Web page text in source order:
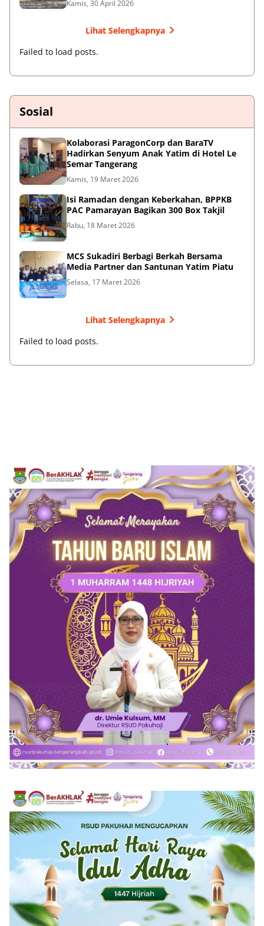
Kamis, 30 April 2026
Lihat Selengkapnya
Failed to load posts.
Sosial
Kolaborasi ParagonCorp dan BaraTV
Hadirkan Senyum Anak Yatim di Hotel Le
Semar Tangerang
Kamis, 19 Maret 2026
Isi Ramadan dengan Keberkahan, BPPKB
PAC Pamarayan Bagikan 300 Box Takjil
Rabu, 18 Maret 2026
MCS Sukadiri Berbagi Berkah Bersama
Media Partner dan Santunan Yatim Piatu
Selasa, 17 Maret 2026
Lihat Selengkapnya
Failed to load posts.